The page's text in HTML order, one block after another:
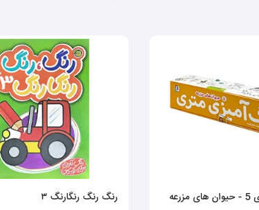
رنگ رنگ رنگارنگ ۳